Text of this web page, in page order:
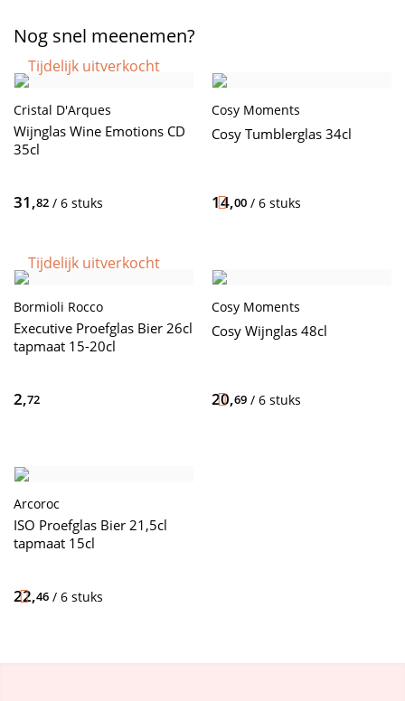
Nog snel meenemen?
Tijdelijk uitverkocht
Cristal D'Arques
Wijnglas Wine Emotions CD
35cl
31,82 / 6 stuks
Cosy Moments
Cosy Tumblerglas 34cl
14,00 / 6 stuks
Tijdelijk uitverkocht
Bormioli Rocco
Executive Proefglas Bier 26cl
tapmaat 15-20cl
2,72
Cosy Moments
Cosy Wijnglas 48cl
20,69 / 6 stuks
Arcoroc
ISO Proefglas Bier 21,5cl
tapmaat 15cl
22,46 / 6 stuks